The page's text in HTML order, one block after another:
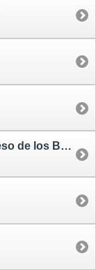
El Signo de los Cuatro - El Sabueso de los Baskerville / Sherlock Holmes - Las Novelas 2